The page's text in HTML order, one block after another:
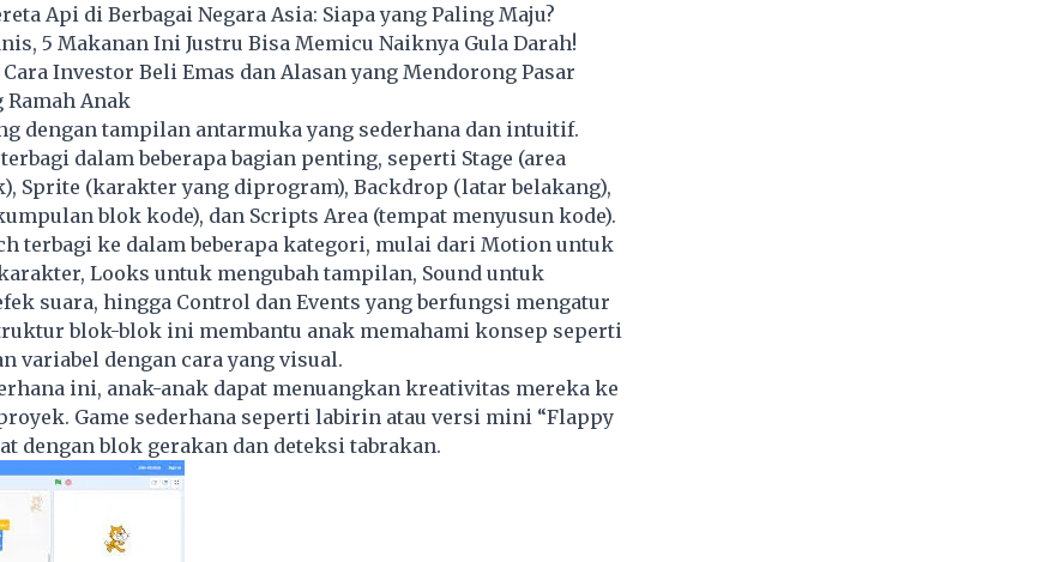
Api di Berbagai Negara Asia: Siapa yang Paling Maju?
5 Makanan Ini Justru Bisa Memicu Naiknya Gula Darah!
Investor Beli Emas dan Alasan yang Mendorong Pasar
Anak
dengan tampilan antarmuka yang sederhana dan intuitif.
dalam beberapa bagian penting, seperti Stage (area
Sprite (karakter yang diprogram), Backdrop (latar belakang),
blok kode), dan Scripts Area (tempat menyusun kode).
terbagi ke dalam beberapa kategori, mulai dari Motion untuk
Looks untuk mengubah tampilan, Sound untuk
suara, hingga Control dan Events yang berfungsi mengatur
blok-blok ini membantu anak memahami konsep seperti
variabel dengan cara yang visual.
ini, anak-anak dapat menuangkan kreativitas mereka ke
Game sederhana seperti labirin atau versi mini “Flappy
dengan blok gerakan dan deteksi tabrakan.